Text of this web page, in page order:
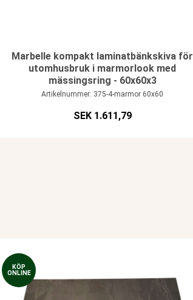
Marbelle kompakt laminatbänkskiva för
utomhusbruk i marmorlook med
mässingsring - 60x60x3
Artikelnummer: 375-4-marmor 60x60
SEK 1.611,79
KÖP
ONLINE